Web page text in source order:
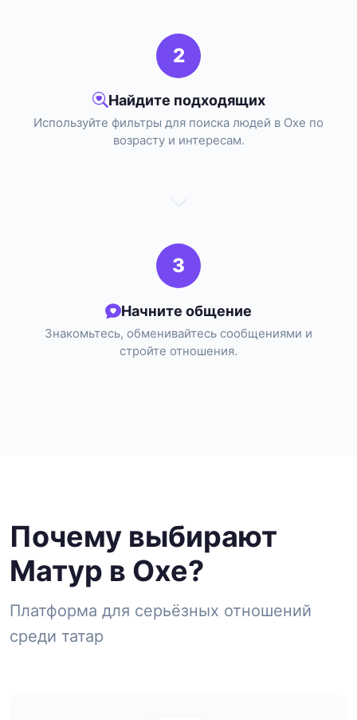
2
Найдите подходящих
Используйте фильтры для поиска людей в Охе по
возрасту и интересам.
3
Начните общение
Знакомьтесь, обменивайтесь сообщениями и
стройте отношения.
Почему выбирают
Матур в Охе?
Платформа для серьёзных отношений
среди татар